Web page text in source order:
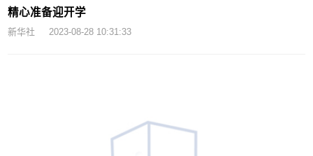
精心准备迎开学
新华社 2023-08-28 10:31:33